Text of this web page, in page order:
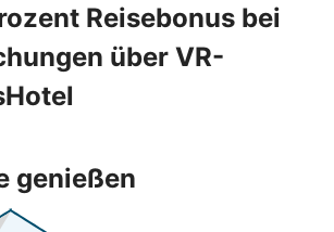
Reisebonus bei
über VR-
genießen